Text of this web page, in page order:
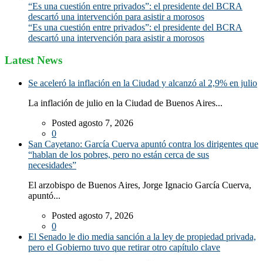
“Es una cuestión entre privados”: el presidente del BCRA
descartó una intervención para asistir a morosos
“Es una cuestión entre privados”: el presidente del BCRA
descartó una intervención para asistir a morosos
Latest News
Se aceleró la inflación en la Ciudad y alcanzó al 2,9% en julio
La inflación de julio en la Ciudad de Buenos Aires...
Posted agosto 7, 2026
0
San Cayetano: García Cuerva apuntó contra los dirigentes que
“hablan de los pobres, pero no están cerca de sus
necesidades”
El arzobispo de Buenos Aires, Jorge Ignacio García Cuerva,
apuntó...
Posted agosto 7, 2026
0
El Senado le dio media sanción a la ley de propiedad privada,
pero el Gobierno tuvo que retirar otro capítulo clave